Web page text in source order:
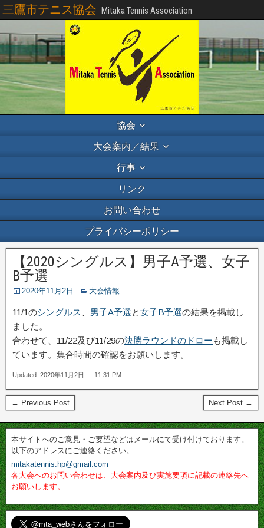
三鷹市テニス協会 Mitaka Tennis Association
協会
大会案内／結果
行事
リンク
お問い合わせ
プライバシーポリシー
【2020シングルス】男子A予選、女子
B予選
2020年11月2日 大会情報
11/1のシングルス 男子A予選と女子B予選の結果を掲載し
ました。
合わせて、11/22及び11/29の決勝ラウンドのドロー も掲載し
ています。集合時間の確認をお願いします。
Updated: 2020年11月2日 — 11:31 PM
← Previous Post Next Post →
本サイトへのご意見・ご要望などはメールにて受け付けております。
以下のアドレスにご連絡ください。
mitakatennis.hp@gmail.com
各大会へのお問い合わせは、大会案内及び実施要項に記載の連絡先へ
お願いします。